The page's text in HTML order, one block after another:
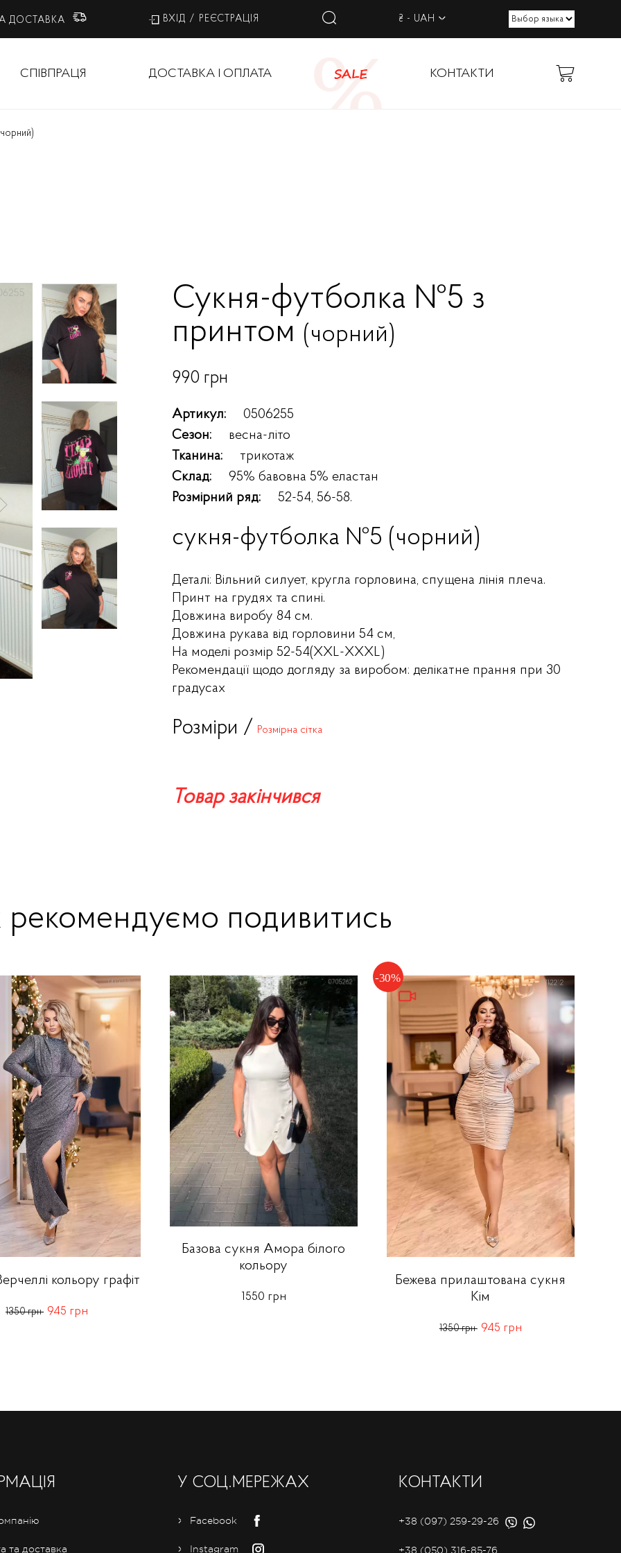
ДОСТАВКА ВХІД / РЕЄСТРАЦІЯ ₴ - UAH
СПІВПРАЦЯ ДОСТАВКА І ОПЛАТА SALE КОНТАКТИ
Сукня-футболка №5 з
принтом (чорний)
990 грн
Артикул:
0506255
Сезон:
весна-літо
Тканина:
трикотаж
Склад:
95% бавовна 5% еластан
Розмірний ряд:
52-54, 56-58.
сукня-футболка №5 (чорний)
Деталі: Вільний силует, кругла горловина, спущена лінія плеча.
Принт на грудях та спині.
Довжина виробу 84 см.
Довжина рукава від горловини 54 см,
На моделі розмір 52-54(XXL-XXXL)
Рекомендації щодо догляду за виробом: делікатне прання при 30
градусах
Розміри / Розмірна сітка
Товар закінчився
рекомендуємо подивитись
кольору графіт
1350 грн 945 грн
Базова сукня Амора білого
кольору
1550 грн
Бежева прилаштована сукня
Кім
1350 грн 945 грн
та доставка
У СОЦ.МЕРЕЖАХ
Facebook
Instagram
КОНТАКТИ
+38 (097) 259-29-26
+38 (050) 316-85-76